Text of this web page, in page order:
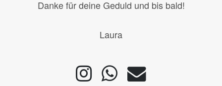
Danke für deine Geduld und bis bald!
Laura